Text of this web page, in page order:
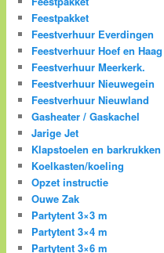
Feestpakket
Feestverhuur Everdingen
Feestverhuur Hoef en Haag
Feestverhuur Meerkerk.
Feestverhuur Nieuwegein
Feestverhuur Nieuwland
Gasheater / Gaskachel
Jarige Jet
Klapstoelen en barkrukken
Koelkasten/koeling
Opzet instructie
Ouwe Zak
Partytent 3×3 m
Partytent 3×4 m
Partytent 3×6 m